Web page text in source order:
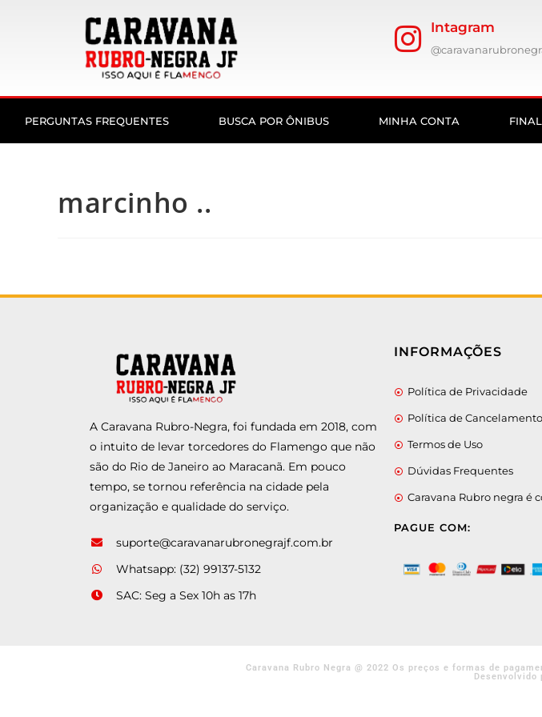
Intagram
PERGUNTAS FREQUENTES BUSCA POR ÔNIBUS MINHA CONTA
marcinho ..
A Caravana Rubro-Negra, foi fundada em 2018, com
o intuito de levar torcedores do Flamengo que não
são do Rio de Janeiro ao Maracanã. Em pouco
tempo, se tornou referência na cidade pela
organização e qualidade do serviço.
suporte@caravanarubronegrajf.com.br
Whatsapp: (32) 99137-5132
SAC: Seg a Sex 10h as 17h
INFORMAÇÕES
Política de Privacidade
Política de Cancelamento
Termos de Uso
Dúvidas Frequentes
Caravana Rubro negra é
PAGUE COM:
Caravana Rubro Negra @ 2022 Os preços e formas de
Desenvolvido